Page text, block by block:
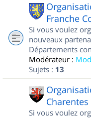
Franche
Si vous voulez
nouveaux
Départements
Modérateur :
Sujets : 13
Charentes
Si vous voulez